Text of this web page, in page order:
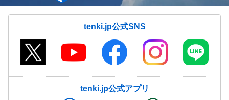
tenki.jp公式SNS
tenki.jp公式アプリ